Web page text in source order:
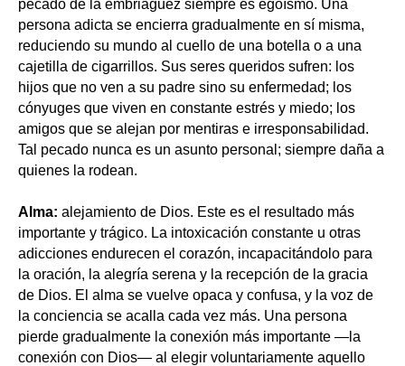
pecado de la embriaguez siempre es egoísmo. Una
persona adicta se encierra gradualmente en sí misma,
reduciendo su mundo al cuello de una botella o a una
cajetilla de cigarrillos. Sus seres queridos sufren: los
hijos que no ven a su padre sino su enfermedad; los
cónyuges que viven en constante estrés y miedo; los
amigos que se alejan por mentiras e irresponsabilidad.
Tal pecado nunca es un asunto personal; siempre daña a
quienes la rodean.
Alma: alejamiento de Dios. Este es el resultado más
importante y trágico. La intoxicación constante u otras
adicciones endurecen el corazón, incapacitándolo para
la oración, la alegría serena y la recepción de la gracia
de Dios. El alma se vuelve opaca y confusa, y la voz de
la conciencia se acalla cada vez más. Una persona
pierde gradualmente la conexión más importante —la
conexión con Dios— al elegir voluntariamente aquello